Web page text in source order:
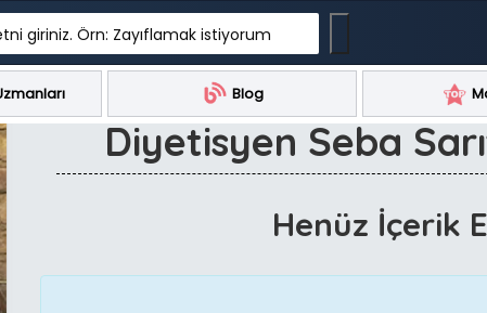
giriniz. Örn: Zayıflamak istiyorum
Blog
Diyetisyen Seba
Henüz İçerik